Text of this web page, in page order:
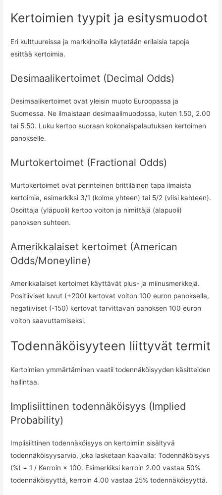
Kertoimien tyypit ja esitysmuodot
Eri kulttuureissa ja markkinoilla käytetään erilaisia tapoja
esittää kertoimia.
Desimaalikertoimet (Decimal Odds)
Desimaalikertoimet ovat yleisin muoto Euroopassa ja
Suomessa. Ne ilmaistaan desimaalimuodossa, kuten 1.50, 2.00
tai 5.50. Luku kertoo suoraan kokonaispalautuksen kertoimen
panokselle.
Murtokertoimet (Fractional Odds)
Murtokertoimet ovat perinteinen brittiläinen tapa ilmaista
kertoimia, esimerkiksi 3/1 (kolme yhteen) tai 5/2 (viisi kahteen).
Osoittaja (yläpuoli) kertoo voiton ja nimittäjä (alapuoli)
panoksen suhteen.
Amerikkalaiset kertoimet (American
Odds/Moneyline)
Amerikkalaiset kertoimet käyttävät plus- ja miinusmerkkejä.
Positiiviset luvut (+200) kertovat voiton 100 euron panoksella,
negatiiviset (-150) kertovat tarvittavan panoksen 100 euron
voiton saavuttamiseksi.
Todennäköisyyteen liittyvät termit
Kertoimien ymmärtäminen vaatii todennäköisyyden käsitteiden
hallintaa.
Implisiittinen todennäköisyys (Implied
Probability)
Implisiittinen todennäköisyys on kertoimiin sisältyvä
todennäköisyysarvio, joka lasketaan kaavalla: Todennäköisyys
(%) = 1 / Kerroin × 100. Esimerkiksi kerroin 2.00 vastaa 50%
todennäköisyyttä, kerroin 4.00 vastaa 25% todennäköisyyttä.